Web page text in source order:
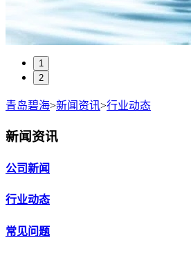
1
2
青岛碧海>新闻资讯>行业动态
新闻资讯
公司新闻
行业动态
常见问题